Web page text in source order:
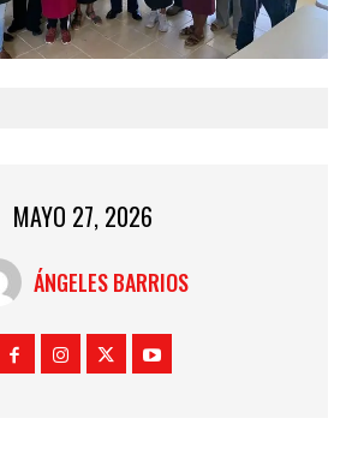
MAYO 27, 2026
ÁNGELES BARRIOS